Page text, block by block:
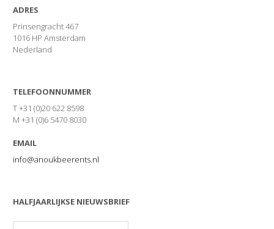
ADRES
Prinsengracht 467
1016 HP Amsterdam
Nederland
TELEFOONNUMMER
T +31 (0)20 622 8598
M +31 (0)6 5470 8030
EMAIL
info@anoukbeerents.nl
HALFJAARLIJKSE NIEUWSBRIEF